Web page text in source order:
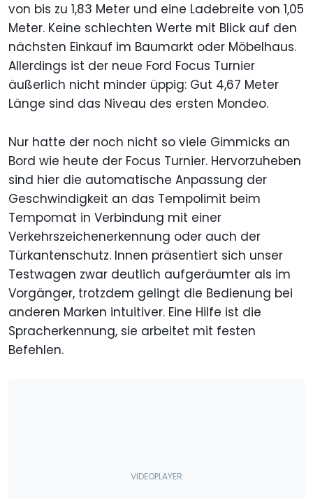
von bis zu 1,83 Meter und eine Ladebreite von 1,05
Meter. Keine schlechten Werte mit Blick auf den
nächsten Einkauf im Baumarkt oder Möbelhaus.
Allerdings ist der neue Ford Focus Turnier
äußerlich nicht minder üppig: Gut 4,67 Meter
Länge sind das Niveau des ersten Mondeo.
Nur hatte der noch nicht so viele Gimmicks an
Bord wie heute der Focus Turnier. Hervorzuheben
sind hier die automatische Anpassung der
Geschwindigkeit an das Tempolimit beim
Tempomat in Verbindung mit einer
Verkehrszeichenerkennung oder auch der
Türkantenschutz. Innen präsentiert sich unser
Testwagen zwar deutlich aufgeräumter als im
Vorgänger, trotzdem gelingt die Bedienung bei
anderen Marken intuitiver. Eine Hilfe ist die
Spracherkennung, sie arbeitet mit festen
Befehlen.